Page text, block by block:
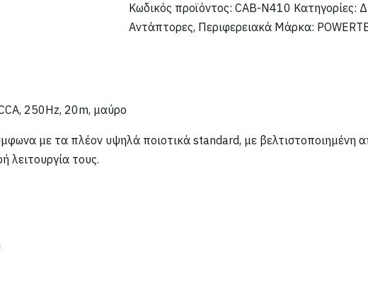
Κωδικός προϊόντος:CAB-N410 Κατηγορίες:
Αντάπτορες, Περιφερειακά Μάρκα:
250Hz, 20m, μαύρο
με τα πλέον υψηλά ποιοτικά standard, με βελτιστοποιημένη
λειτουργία τους.